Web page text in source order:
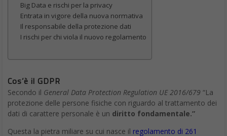
Big Data e rischi per la privacy
Entrata in vigore della nuova normativa
Il responsabile della protezione dati
I rischi per chi viola il nuovo regolamento
Cos’è il GDPR
Secondo il General Data Protection Regulation UE 2016/679 “La
protezione delle persone fisiche con riguardo al trattamento dei
dati di carattere personale è un diritto fondamentale.”
Questa la pietra miliare su cui nasce il regolamento di 261